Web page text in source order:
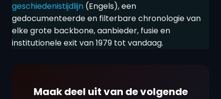
geschiedenistijdlijn (Engels), een
gedocumenteerde en filterbare chronologie van
elke grote backbone, aanbieder, fusie en
institutionele exit van 1979 tot vandaag.
Maak deel uit van de volgende